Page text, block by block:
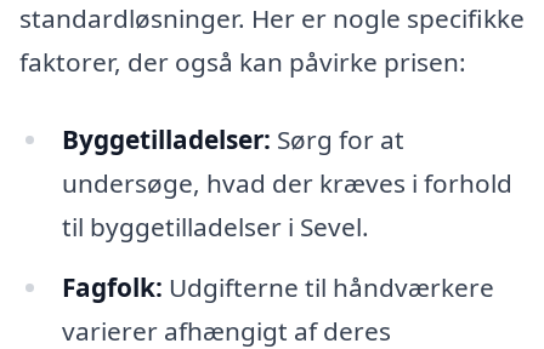
standardløsninger. Her er nogle specifikke
faktorer, der også kan påvirke prisen:
Byggetilladelser: Sørg for at
undersøge, hvad der kræves i forhold
til byggetilladelser i Sevel.
Fagfolk: Udgifterne til håndværkere
varierer afhængigt af deres